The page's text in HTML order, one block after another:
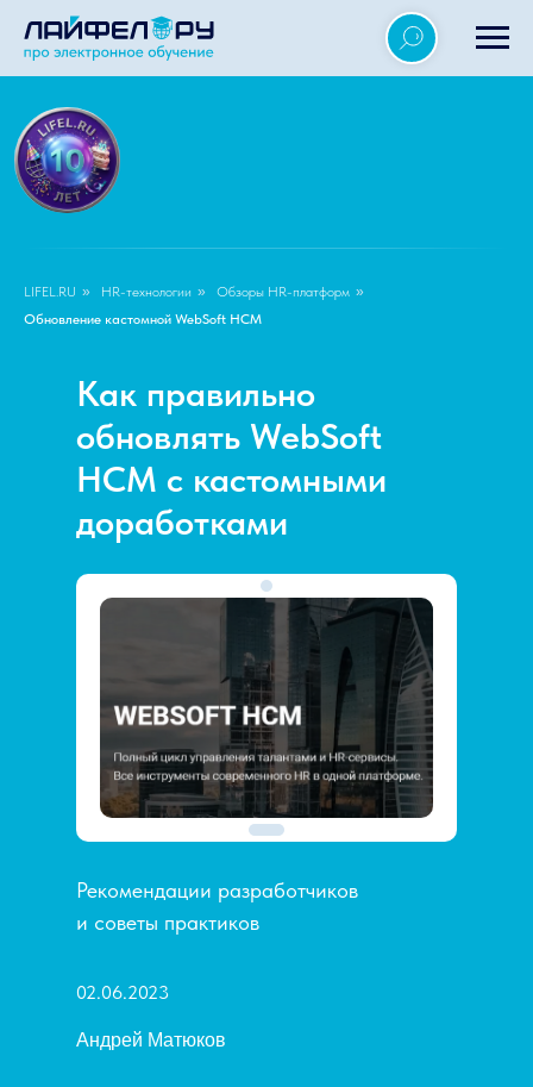
LIFEL.RU » HR-технологии » Обзоры HR-платформ »
Обновление кастомной WebSoft HCM
Как правильно
обновлять WebSoft
HCM с кастомными
доработками
02.06.2023
Андрей Матюков
Рекомендации разработчиков
и советы практиков